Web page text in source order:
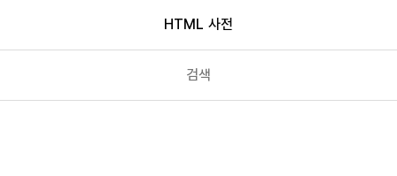
HTML 사전
canvas
caption